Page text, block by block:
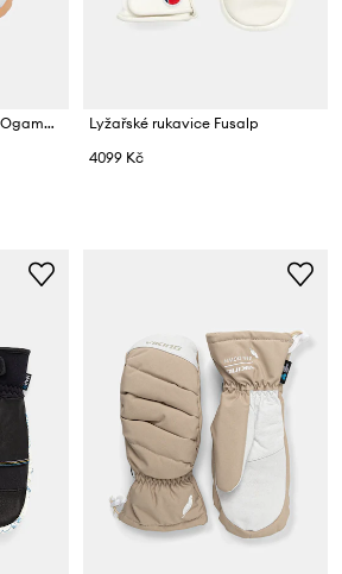
Lyžařské rukavice Viking Ogama Ski
Lyžařské rukavice Fusalp
4099 Kč